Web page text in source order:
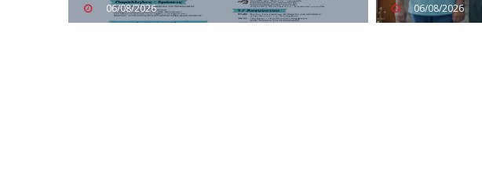
06/08/2026 06/08/2026